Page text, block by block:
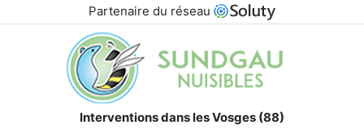
Partenaire du réseau
Interventions dans les Vosges (88)